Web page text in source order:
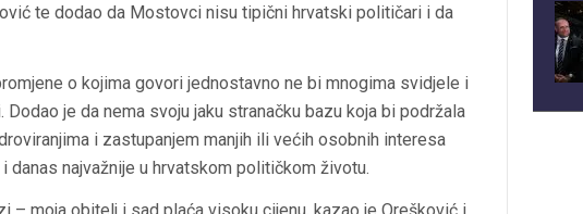
te dodao da Mostovci nisu tipični hrvatski političari i da
o kojima govori jednostavno ne bi mnogima svidjele i
je da nema svoju jaku stranačku bazu koja bi podržala
i zastupanjem manjih ili većih osobnih interesa
danas najvažnije u hrvatskom političkom životu.
moja obitelj i sad plaća visoku cijenu, kazao je Orešković i